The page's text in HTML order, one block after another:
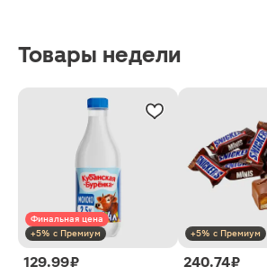
Товары недели
Финальная цена
+5% с Премиум
129.99 ₽
+5% с Премиум
240.74 ₽